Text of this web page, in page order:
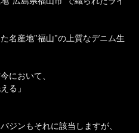
名産地"福山"の上質なデニム生
において、
る」
ジンもそれに該当しますが、